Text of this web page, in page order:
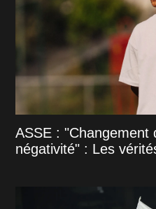
ASSE : "Changement
négativité" : Les